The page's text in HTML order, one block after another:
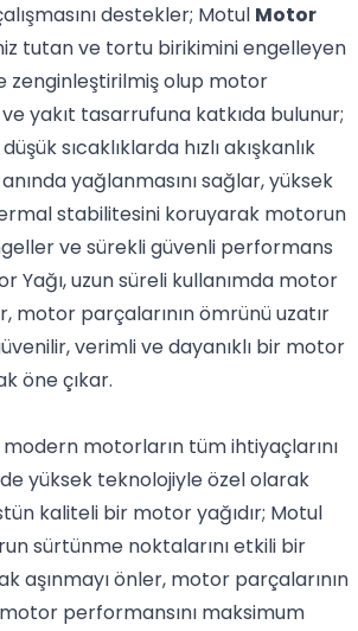
destekler; Motul Motor
tutan ve tortu birikimini engelleyen
zenginleştirilmiş olup motor
yakıt tasarrufuna katkıda bulunur;
sıcaklıklarda hızlı akışkanlık
yağlanmasını sağlar, yüksek
stabilitesini koruyarak motorun
ve sürekli güvenli performans
Yağı, uzun süreli kullanımda motor
motor parçalarının ömrünü uzatır
verimli ve dayanıklı bir motor
öne çıkar.
motorların tüm ihtiyaçlarını
yüksek teknolojiyle özel olarak
kaliteli bir motor yağıdır; Motul
sürtünme noktalarını etkili bir
aşınmayı önler, motor parçalarının
performansını maksimum